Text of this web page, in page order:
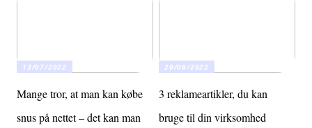
13/07/2022
Mange tror, at man kan købe
snus på nettet – det kan man
20/06/2022
3 reklameartikler, du kan
bruge til din virksomhed